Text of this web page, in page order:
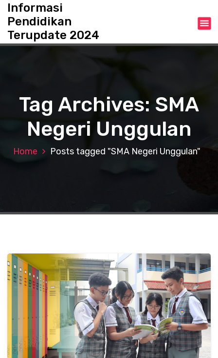
t
Informasi
Pendidikan
Terupdate 2024
Tag Archives: SMA
Negeri Unggulan
Home Posts tagged "SMA Negeri Unggulan"